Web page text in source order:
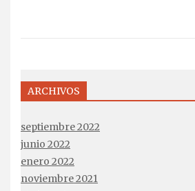
ARCHIVOS
septiembre 2022
junio 2022
enero 2022
noviembre 2021